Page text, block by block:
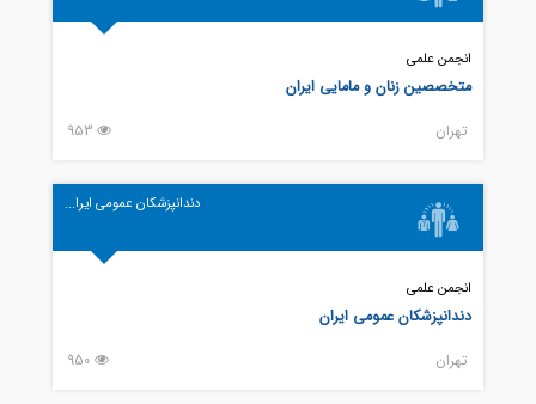
انجمن علمی
متخصصین زنان و مامایی ایران
تهران 953
دندانپزشکان عمومی ایرا...
انجمن علمی
دندانپزشکان عمومی ایران
تهران 950